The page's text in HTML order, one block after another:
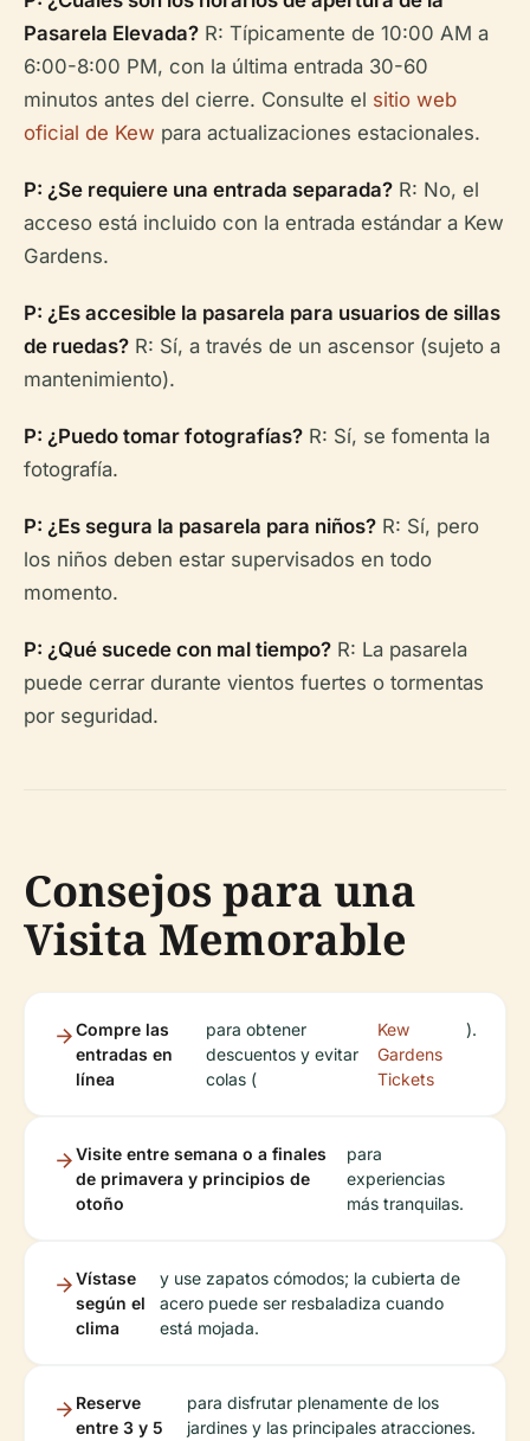
Pasarela Elevada? R: Típicamente de 10:00 AM a
6:00-8:00 PM, con la última entrada 30-60
minutos antes del cierre. Consulte el sitio web
oficial de Kew para actualizaciones estacionales.
P: ¿Se requiere una entrada separada? R: No, el
acceso está incluido con la entrada estándar a Kew
Gardens.
P: ¿Es accesible la pasarela para usuarios de sillas
de ruedas? R: Sí, a través de un ascensor (sujeto a
mantenimiento).
P: ¿Puedo tomar fotografías? R: Sí, se fomenta la
fotografía.
P: ¿Es segura la pasarela para niños? R: Sí, pero
los niños deben estar supervisados en todo
momento.
P: ¿Qué sucede con mal tiempo? R: La pasarela
puede cerrar durante vientos fuertes o tormentas
por seguridad.
Consejos para una
Visita Memorable
Compre las
entradas en
línea
para obtener
descuentos y evitar
colas (
Kew
Gardens
Tickets
).
Visite entre semana o a finales
de primavera y principios de
otoño
para
experiencias
más tranquilas.
Vístase
según el
clima
y use zapatos cómodos; la cubierta de
acero puede ser resbaladiza cuando
está mojada.
Reserve
entre 3 y 5
para disfrutar plenamente de los
jardines y las principales atracciones.